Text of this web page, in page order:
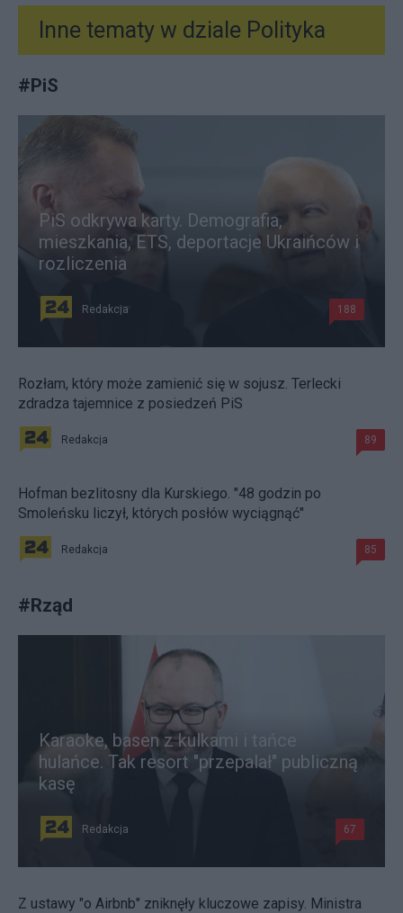
Inne tematy w dziale Polityka
#PiS
PiS odkrywa karty. Demografia,
mieszkania, ETS, deportacje Ukraińców i
rozliczenia
Redakcja 188
Rozłam, który może zamienić się w sojusz. Terlecki
zdradza tajemnice z posiedzeń PiS
Redakcja 89
Hofman bezlitosny dla Kurskiego. "48 godzin po
Smoleńsku liczył, których posłów wyciągnąć"
Redakcja 85
#Rząd
Karaoke, basen z kulkami i tańce
hulańce. Tak resort "przepalał" publiczną
kasę
Redakcja 67
Z ustawy "o Airbnb" zniknęły kluczowe zapisy. Ministra